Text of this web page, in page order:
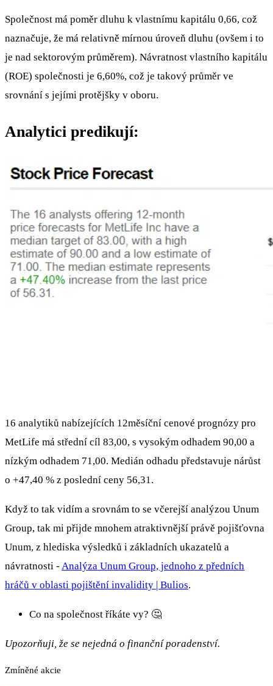
Společnost má poměr dluhu k vlastnímu kapitálu 0,66, což
naznačuje, že má relativně mírnou úroveň dluhu (ovšem i to
je nad sektorovým průměrem). Návratnost vlastního kapitálu
(ROE) společnosti je 6,60%, což je takový průměr ve
srovnání s jejími protějšky v oboru.
Analytici predikují:
16 analytiků nabízejících 12měsíční cenové prognózy pro
MetLife má střední cíl 83,00, s vysokým odhadem 90,00 a
nízkým odhadem 71,00. Medián odhadu představuje nárůst
o +47,40 % z poslední ceny 56,31.
Když to tak vidím a srovnám to se včerejší analýzou Unum
Group, tak mi přijde mnohem atraktivnější právě pojišťovna
Unum, z hlediska výsledků i základních ukazatelů a
návratnosti - Analýza Unum Group, jednoho z předních
hráčů v oblasti pojištění invalidity | Bulios.
Co na společnost říkáte vy? 🤔
Upozorňuji, že se nejedná o finanční poradenství.
Zmíněné akcie